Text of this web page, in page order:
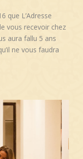
que L’Adresse
vous recevoir chez
aura fallu 5 ans
ne vous faudra